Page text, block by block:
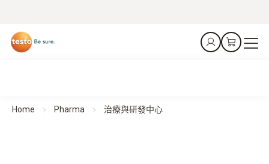
Home Pharma 治療與研發中心